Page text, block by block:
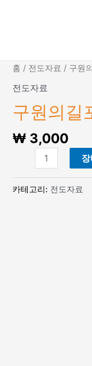
홈 / 전도자료 / 구원
전도자료
구원의길
₩ 3,000
길
카테고리: 전도자료